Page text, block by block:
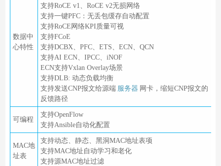
数据中
心特性
支持RoCE v1、RoCE v2无损网络
支持一键PFC：无丢包缓存自动配置
支持RoCE网络KPI质量可视
支持FCoE
支持DCBX、PFC、ETS、ECN、QCN
支持AI ECN、IPCC、iNOF
ECN支持Vxlan Overlay场景
支持DLB: 动态负载均衡
支持发送CNP报文给源端 服务器 网卡，缩短CNP报文的
反馈路径
可编程
支持OpenFlow
支持Ansible自动化配置
MAC地
址表
支持动态、静态、黑洞MAC地址表项
支持MAC地址自动学习和老化
支持源MAC地址过滤